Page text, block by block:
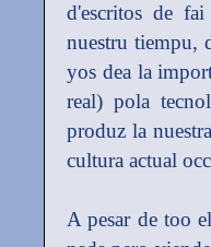
d'escritos de
nuestru tiempu,
yos dea la
real) pola
produz la
cultura actual
A pesar de too